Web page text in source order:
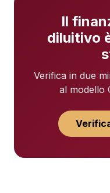
Il
diluitivo
Verifica in due
al modello